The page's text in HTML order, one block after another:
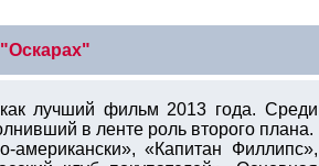
лучший фильм 2013 года. Среди
в ленте роль второго плана.
«Капитан Филлипс»,